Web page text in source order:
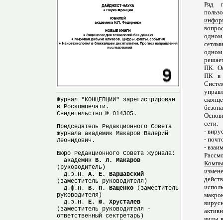
Ряд
одном
ПК.
ПК в
сети:
-
-
-
Журнал "КОНЦЕПЦИИ" зарегистрирован
в Роскомпечати.
Свидетельство № 014305.
Председатель Редакционного Совета
журнала академик Макаров Валерий
Леонидович.
Бюро Редакционного Совета журнала:
академик В. Л. Макаров
(руководитель)
д.э.н. А. Е. Варшавский
(заместитель руководителя)
д.ф.н. В. П. Ващенко (заместитель
руководителя)
д.э.н. Е. Ю. Хрусталев
(заместитель руководителя -
ответственный сектретарь)